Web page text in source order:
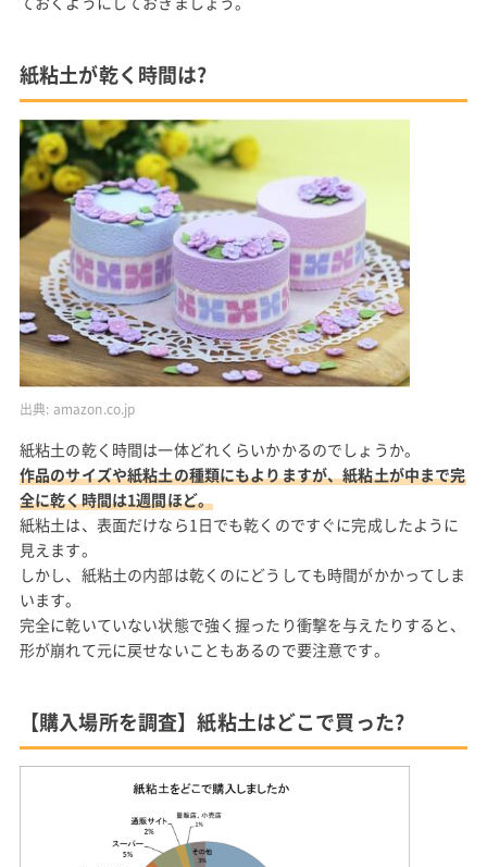
紙粘土が乾く時間は?
出典: amazon.co.jp
紙粘土の乾く時間は一体どれくらいかかるのでしょうか。
作品のサイズや紙粘土の種類にもよりますが、紙粘土が中まで完
全に乾く時間は1週間ほど。
紙粘土は、表面だけなら1日でも乾くのですぐに完成したように
見えます。
しかし、紙粘土の内部は乾くのにどうしても時間がかかってしま
います。
完全に乾いていない状態で強く握ったり衝撃を与えたりすると、
形が崩れて元に戻せないこともあるので要注意です。
【購入場所を調査】紙粘土はどこで買った?